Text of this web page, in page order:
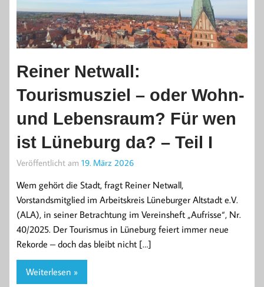
Reiner Netwall:
Tourismusziel – oder Wohn-
und Lebensraum? Für wen
ist Lüneburg da? – Teil I
Veröffentlicht am 19. März 2026
Wem gehört die Stadt, fragt Reiner Netwall,
Vorstandsmitglied im Arbeitskreis Lüneburger Altstadt e.V.
(ALA), in seiner Betrachtung im Vereinsheft „Aufrisse“, Nr.
40/2025. Der Tourismus in Lüneburg feiert immer neue
Rekorde – doch das bleibt nicht […]
Weiterlesen »